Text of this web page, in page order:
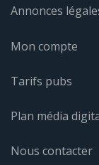
Annonces
Mon compte
Tarifs pubs
Plan média
Nous contacter